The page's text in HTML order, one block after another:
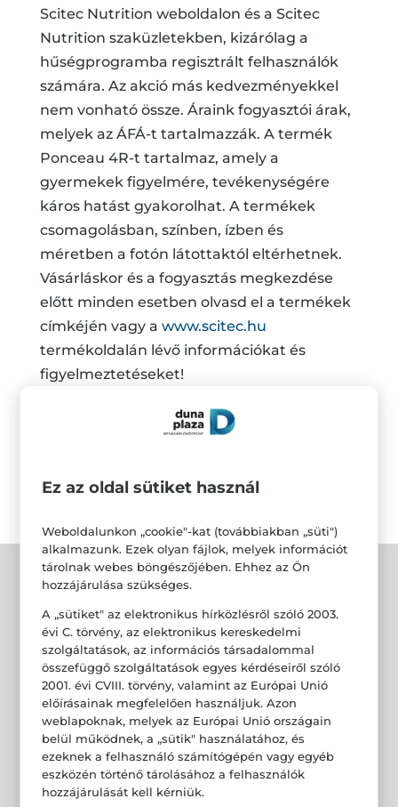
Scitec Nutrition weboldalon és a Scitec
Nutrition szaküzletekben, kizárólag a
hűségprogramba regisztrált felhasználók
számára. Az akció más kedvezményekkel
nem vonható össze. Áraink fogyasztói árak,
melyek az ÁFÁ-t tartalmazzák. A termék
Ponceau 4R-t tartalmaz, amely a
gyermekek figyelmére, tevékenységére
káros hatást gyakorolhat. A termékek
csomagolásban, színben, ízben és
méretben a fotón látottaktól eltérhetnek.
Vásárláskor és a fogyasztás megkezdése
előtt minden esetben olvasd el a termékek
címkéjén vagy a www.scitec.hu
termékoldalán lévő információkat és
figyelmeztetéseket!
*A hűségprogram részletes szabályai a
https://scitec.hu/husegpontok-a4671
Ez az oldal sütiket használ
Weboldalunkon „cookie"-kat (továbbiakban „süti")
alkalmazunk. Ezek olyan fájlok, melyek információt
tárolnak webes böngészőjében. Ehhez az Ön
hozzájárulása szükséges.
A „sütiket" az elektronikus hírközlésről szóló 2003.
évi C. törvény, az elektronikus kereskedelmi
szolgáltatások, az információs társadalommal
összefüggő szolgáltatások egyes kérdéseiről szóló
2001. évi CVIII. törvény, valamint az Európai Unió
előírásainak megfelelően használjuk. Azon
weblapoknak, melyek az Európai Unió országain
belül működnek, a „sütik" használatához, és
ezeknek a felhasználó számítógépén vagy egyéb
eszközén történő tárolásához a felhasználók
hozzájárulását kell kérniük.